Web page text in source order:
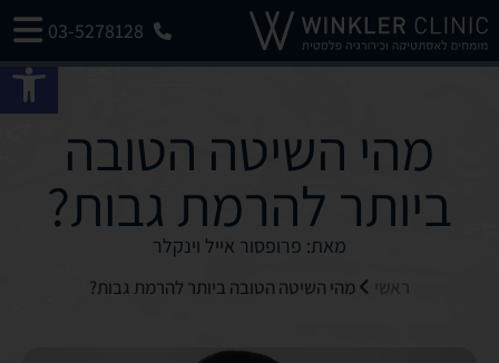
03-5278128
מהי השיטה הטובה
ביותר להרמת גבות?
מאת: פרופסור אייל וינקלר
ראשי מהי השיטה הטובה ביותר להרמת גבות?